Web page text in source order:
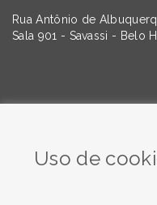
Rua Antônio de
Sala 901 - Savassi - Belo
Uso de